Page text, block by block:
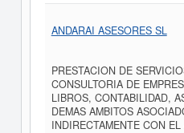
ANDARAI ASESORES SL
PRESTACION DE
CONSULTORIA DE
LIBROS, CONTABILIDAD,
DEMAS AMBITOS
INDIRECTAMENTE CON